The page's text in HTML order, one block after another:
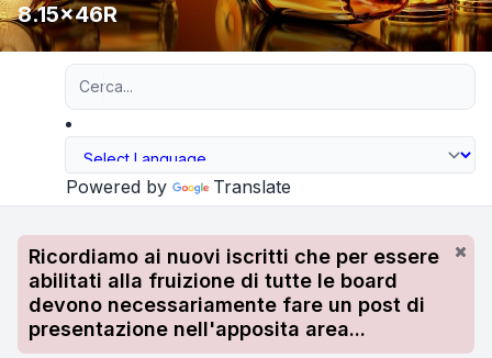
8.15x46R
Powered by Translate
Ricordiamo ai nuovi iscritti che per essere
abilitati alla fruizione di tutte le board
devono necessariamente fare un post di
presentazione nell'apposita area...